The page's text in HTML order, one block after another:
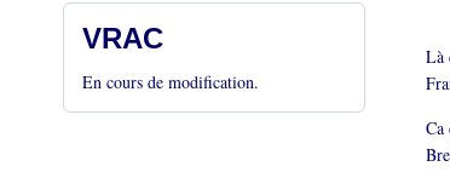
VRAC
En cours de modification.
Là
Ca